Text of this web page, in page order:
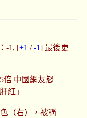
-1, [+1 /-1] 最後更
倍 中國網友怒
紅」
（右），被稱